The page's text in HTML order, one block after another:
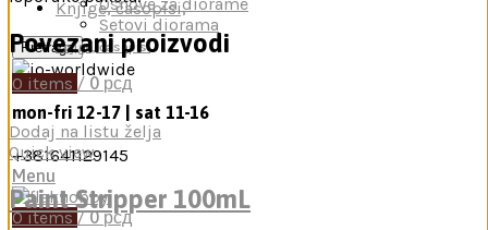
Knjige, časopisi,
Pretraga
mon-fri 12-17 | sat 11-16
+381641129145
Menu
0items/ 0рсд
Setovi diorama
Knjige, časopisi
0 items / 0 рсд
Povezani proizvodi
Dodaj na listu želja
Quick view
Paint Stripper 100mL